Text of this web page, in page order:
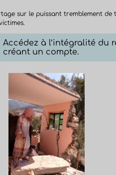
sur le puissant tremblement
Accédez à l’intégralité du
créant un compte.